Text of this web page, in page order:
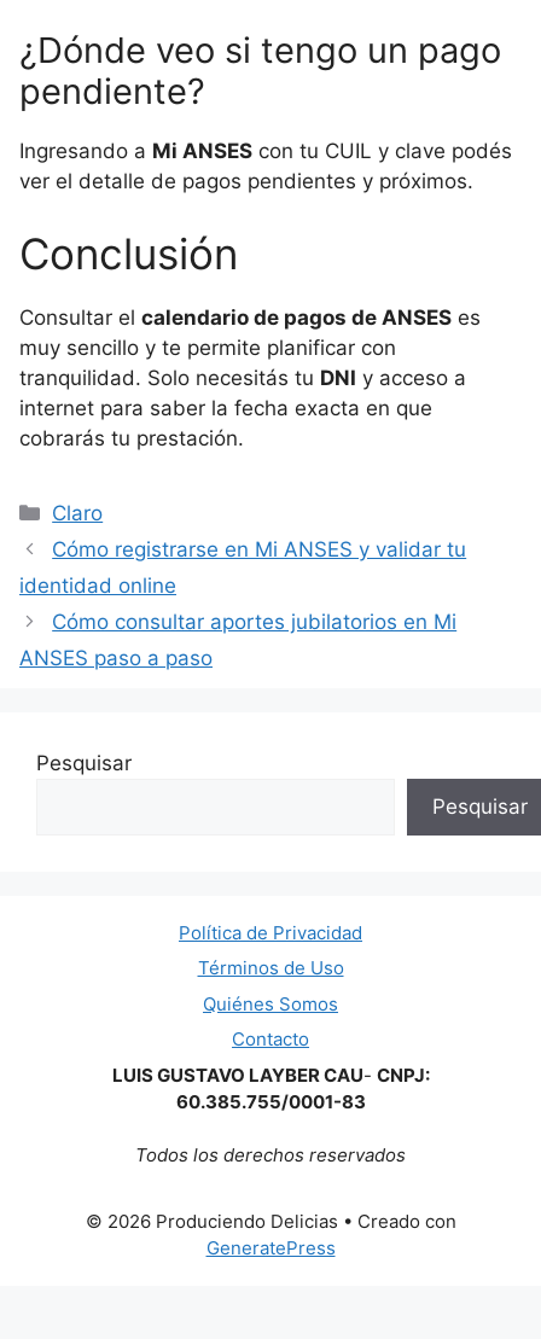
¿Dónde veo si tengo un pago
pendiente?
Ingresando a Mi ANSES con tu CUIL y clave podés
ver el detalle de pagos pendientes y próximos.
Conclusión
Consultar el calendario de pagos de ANSES es
muy sencillo y te permite planificar con
tranquilidad. Solo necesitás tu DNI y acceso a
internet para saber la fecha exacta en que
cobrarás tu prestación.
Categorías
Claro
Cómo registrarse en Mi ANSES y validar tu
identidad online
Cómo consultar aportes jubilatorios en Mi
ANSES paso a paso
Pesquisar
Pesquisar
Política de Privacidad
Términos de Uso
Quiénes Somos
Contacto
LUIS GUSTAVO LAYBER CAU- CNPJ:
60.385.755/0001-83
Todos los derechos reservados
© 2026 Produciendo Delicias • Creado con
GeneratePress